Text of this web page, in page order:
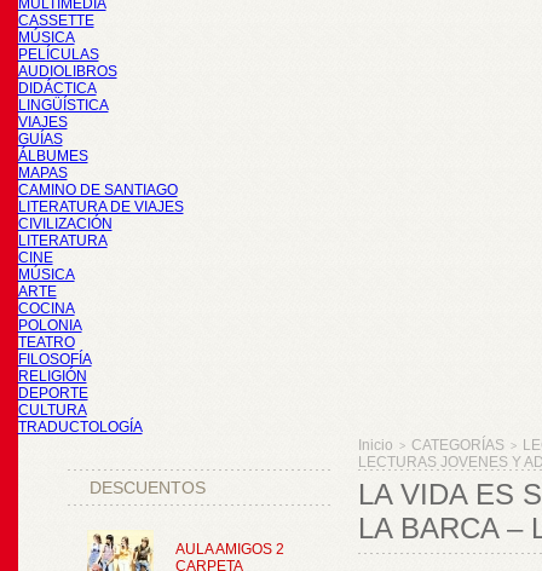
MULTIMEDIA
CASSETTE
MÚSICA
PELÍCULAS
AUDIOLIBROS
DIDÁCTICA
LINGÜÍSTICA
VIAJES
GUÍAS
ÁLBUMES
MAPAS
CAMINO DE SANTIAGO
LITERATURA DE VIAJES
CIVILIZACIÓN
LITERATURA
CINE
MÚSICA
ARTE
COCINA
POLONIA
TEATRO
FILOSOFÍA
RELIGIÓN
DEPORTE
CULTURA
TRADUCTOLOGÍA
DESCUENTOS
AULA AMIGOS 2
CARPETA
Inicio > CATEGORÍAS >
LECTURAS JOVENES Y
LA VIDA ES
LA BARCA –